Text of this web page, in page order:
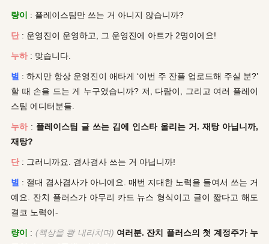
량이 : 플레이스팀만 쓰는 거 아니지 않습니까?
단: 운영진이 운영하고, 그 운영진에 아트가 2명이에요!
누하 : 맞습니다.
별 : 하지만 항상 운영진이 애타게 ‘이번 주 잔플 업로드해 주실 분?’
할 때 손을 드는 게 누구였습니까? 저, 다람이, 그리고 여러 플레이
스팀 에디터분들.
누하 : 플레이스팀 글 쓰는 김에 인스타 올리는 거. 재탕 아닙니까,
재탕?
단: 그러니까요. 겸사겸사 쓰는 거 아닙니까!
별 : 절대 겸사겸사가 아니에요. 매번 지대한 노력을 들여서 쓰는 거
예요. 잔치 플러스가 아무리 카드 뉴스 형식이고 글이 짧다고 해도
결코 노력이-
량이 : (책상을 쾅 내리치며) 여러분. 잔치 플러스의 첫 계정주가 누